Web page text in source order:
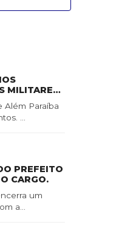
MILITARES
Além Paraíba
...
PREFEITO
CARGO.
um
a